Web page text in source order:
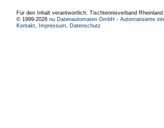
Für den Inhalt verantwortlich: Tischtennisverband
© 1999-2026 nu Datenautomaten GmbH - Automatisierte
Kontakt, Impressum, Datenschutz